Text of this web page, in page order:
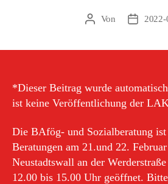
Beitragsautor
Von 2022-
*Dieser Beitrag wurde
ist keine Veröffentlichung der
Die BAfög- und Sozialberatung
Beratungen am 21.und 22.
Neustadtswall an der
12.00 bis 15.00 Uhr geöffnet.